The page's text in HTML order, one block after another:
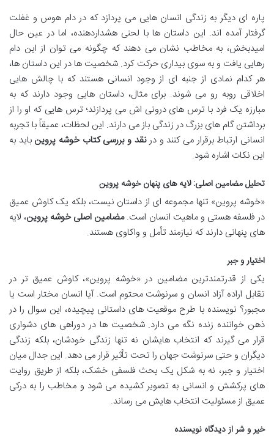
پاره ای دیگر به زندگی انسان هایی می پردازد که در دام هوس و غفلت
گرفتار آمده اند. این داستان ها با لحنی هشداردهنده، اما در عین حال
امیدبخش، به مخاطب نشان می دهند که چگونه می توان از این دام
رهایی یافت و به سوی بیداری حرکت کرد. شخصیت ها در این داستان ها،
هر کدام نمادی از جنبه ای از وجود انسانی هستند که با چالش هایی
اخلاقی روبه رو می شوند. برای مثال، داستان هایی وجود دارند که به
مبارزه یک فرد با ترس های درونی اش می پردازند؛ ترس هایی که او را از
برداشتن گام های بزرگ در زندگی باز می دارند. این لحظات، عمیقاً با تجربه
انسانی ارتباط برقرار می کنند و درنقد و بررسی کتاب خوشه پروین باید به
این نکات اشاره شود.
تحلیل مضامین اصلی: لایه های پنهان خوشه پروین
«خوشه پروین» تنها مجموعه ای از داستان نیست، بلکه یک کاوش عمیق
در فلسفه هستی و ماهیت انسان است.مضامین اصلی خوشه پروین، لایه
های پنهانی دارند که نیازمند تأمل و واکاوی هستند.
اختیار و جبر
یکی از قدرتمندترین مضامین در «خوشه پروین»، کاوش عمیق تر در
تقابل اراده آزاد انسان و سرنوشت محتوم است. آیا انسان مختار است یا
مجبور؟ نویسنده با طرح موقعیت های داستانی پیچیده، این سوال را در
ذهن خواننده زنده نگه می دارد. شخصیت ها در دوراهی های دشواری
قرار می گیرند که انتخاب هایشان نه تنها زندگی خودشان، بلکه زندگی
دیگران و حتی سرنوشت جهان را تحت تأثیر قرار می دهد. این جدال میان
اختیار و جبر، نه به شکل یک بحث فلسفی خشک، بلکه از طریق روایت
های پرکشش و انسانی به تصویر کشیده می شود و مخاطب را به درکی
عمیق از مسئولیت انتخاب هایش می رساند.
خیر و شر از دیدگاه نویسنده